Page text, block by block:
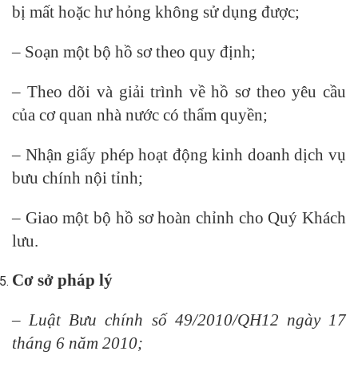
bị mất hoặc hư hỏng không sử dụng được;
– Soạn một bộ hồ sơ theo quy định;
– Theo dõi và giải trình về hồ sơ theo yêu cầu
của cơ quan nhà nước có thẩm quyền;
– Nhận giấy phép hoạt động kinh doanh dịch vụ
bưu chính nội tỉnh;
– Giao một bộ hồ sơ hoàn chỉnh cho Quý Khách
lưu.
Cơ sở pháp lý
– Luật Bưu chính số 49/2010/QH12 ngày 17
tháng 6 năm 2010;